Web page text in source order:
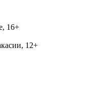
16+
12+